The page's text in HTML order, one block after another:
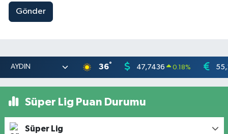
Gönder
36° 47,7436 0.18%
Süper Lig Puan Durumu
Süper Lig